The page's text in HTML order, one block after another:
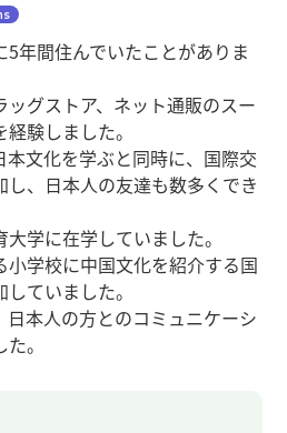
年間住んでいたことがありま
グストア、ネット通販のスー
験しました。
本文化を学ぶと同時に、国際交
、日本人の友達も数多くでき
学に在学していました。
学校に中国文化を紹介する国
ていました。
日本人の方とのコミュニケーシ
。